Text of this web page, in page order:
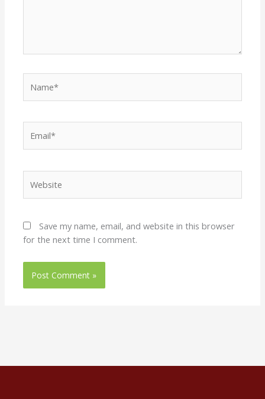
Save my name, email, and website in this browser
for the next time I comment.